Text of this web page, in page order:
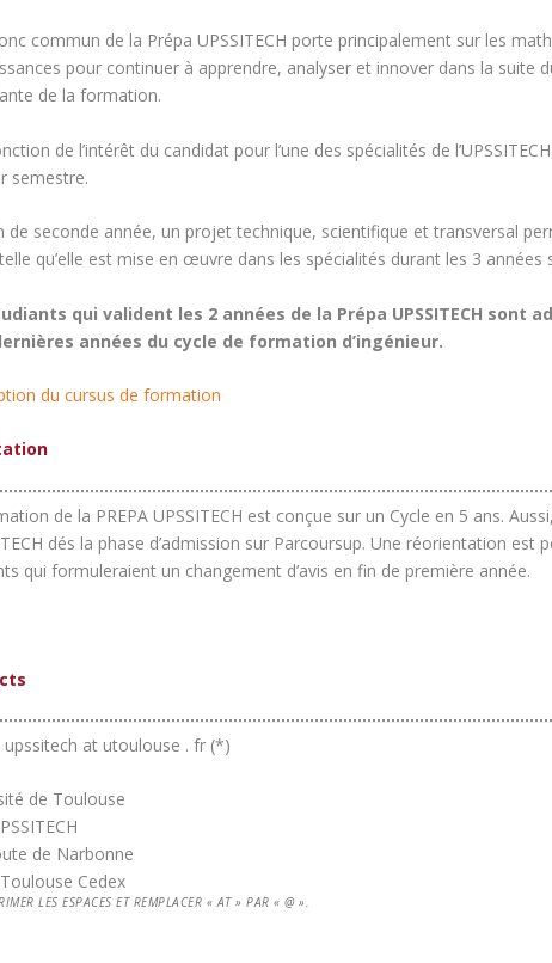
commun de la Prépa UPSSITECH porte principalement sur les
pour continuer à apprendre, analyser et innover dans la
de la formation.
de l’intérêt du candidat pour l’une des spécialités de
semestre.
de seconde année, un projet technique, scientifique et transversal
qu’elle est mise en œuvre dans les spécialités durant les 3 années
qui valident les 2 années de la Prépa UPSSITECH
années du cycle de formation d’ingénieur.
du cursus de formation
de la PREPA UPSSITECH est conçue sur un Cycle en 5 ans.
dés la phase d’admission sur Parcoursup. Une réorientation
qui formuleraient un changement d’avis en fin de première année.
upssitech at utoulouse . fr (*)
de Toulouse
de Narbonne
Cedex
LES ESPACES ET REMPLACER « AT » PAR « @ ».